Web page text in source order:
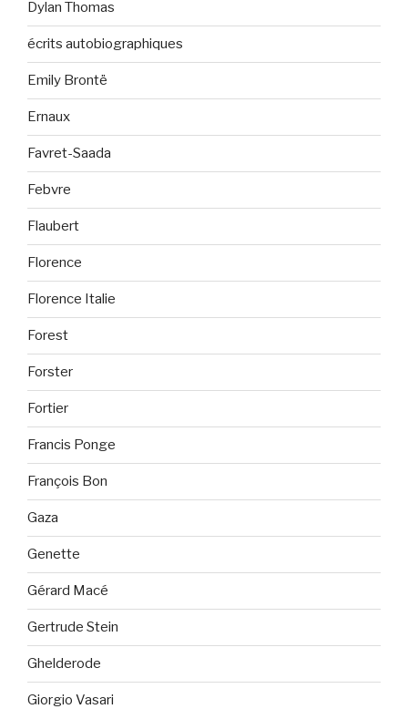
Dylan Thomas
écrits autobiographiques
Emily Brontë
Ernaux
Favret-Saada
Febvre
Flaubert
Florence
Florence Italie
Forest
Forster
Fortier
Francis Ponge
François Bon
Gaza
Genette
Gérard Macé
Gertrude Stein
Ghelderode
Giorgio Vasari